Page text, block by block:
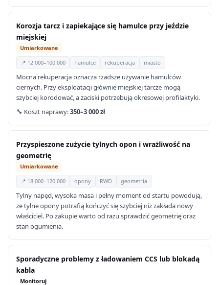
Korozja tarcz i zapiekające się hamulce przy jeździe
miejskiej
Umiarkowane
📍 12 000–100 000
hamulce rekuperacja miasto
Mocna rekuperacja oznacza rzadsze używanie hamulców
ciernych. Przy eksploatacji głównie miejskiej tarcze mogą
szybciej korodować, a zaciski potrzebują okresowej profilaktyki.
🔧 Koszt naprawy:350–3 000 zł
Przyspieszone zużycie tylnych opon i wrażliwość na
geometrię
Umiarkowane
📍 18 000–120 000
opony RWD geometria
Tylny napęd, wysoka masa i pełny moment od startu powodują,
że tylne opony potrafią kończyć się szybciej niż zakłada nowy
właściciel. Po zakupie warto od razu sprawdzić geometrię oraz
stan ogumienia.
Sporadyczne problemy z ładowaniem CCS lub blokadą
kabla
Monitoruj